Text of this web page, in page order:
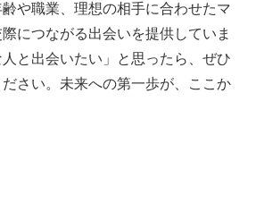
や職業、理想の相手に合わせたマ
につながる出会いを提供していま
と出会いたい」と思ったら、ぜひ
さい。未来への第一歩が、ここか